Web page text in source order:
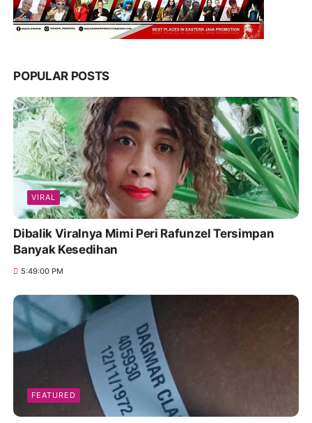
POPULAR POSTS
VIRAL
Dibalik Viralnya Mimi Peri Rafunzel Tersimpan
Banyak Kesedihan
5:49:00 PM
FEATURED